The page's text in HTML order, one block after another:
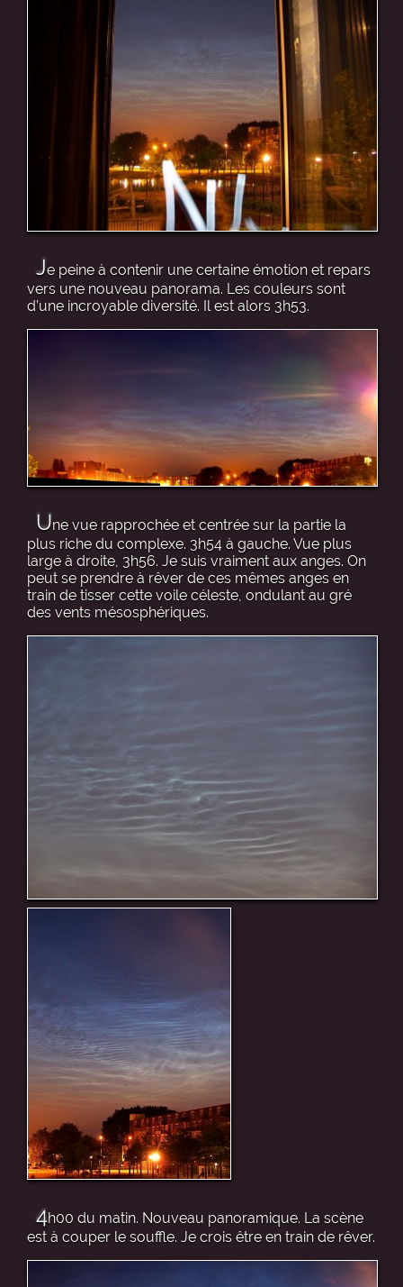
Je peine à contenir une certaine émotion et repars
vers une nouveau panorama. Les couleurs sont
d’une incroyable diversité. Il est alors 3h53.
Une vue rapprochée et centrée sur la partie la
plus riche du complexe. 3h54 à gauche. Vue plus
large à droite, 3h56. Je suis vraiment aux anges. On
peut se prendre à rêver de ces mêmes anges en
train de tisser cette voile céleste, ondulant au gré
des vents mésosphériques.
4h00 du matin. Nouveau panoramique. La scène
est à couper le souffle. Je crois être en train de rêver.